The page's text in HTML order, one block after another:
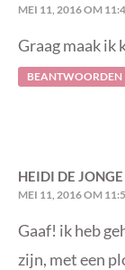
MEI 11, 2016 OM
Graag maak ik
BEANTWOORDEN
HEIDI DE JONGE
MEI 11, 2016 OM
Gaaf! ik heb
zijn, met een